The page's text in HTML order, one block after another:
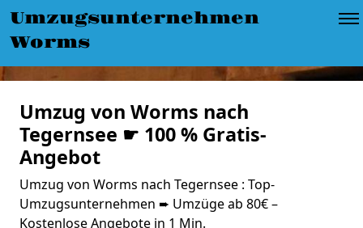
Umzugsunternehmen
Worms
Umzug von Worms nach
Tegernsee ☛ 100 % Gratis-
Angebot
Umzug von Worms nach Tegernsee : Top-
Umzugsunternehmen ➨ Umzüge ab 80€ –
Kostenlose Angebote in 1 Min.